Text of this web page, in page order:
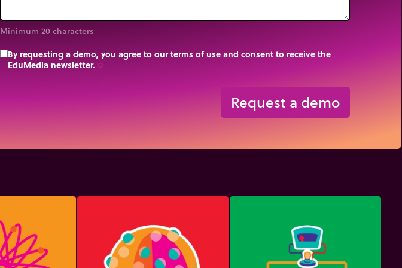
Minimum 20 characters
By requesting a demo, you agree to our terms of use and consent to receive the
EduMedia newsletter. trip_origin
Request a demo